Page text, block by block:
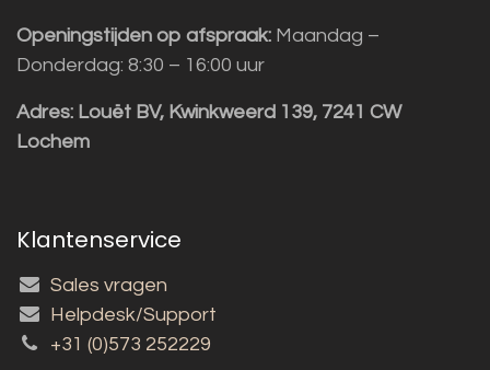
Openingstijden op afspraak: Maandag –
Donderdag: 8:30 – 16:00 uur
Adres: Louët BV, Kwinkweerd 139, 7241 CW
Lochem
Klantenservice
Sales vragen
Helpdesk/Support
+31 (0)573 252229